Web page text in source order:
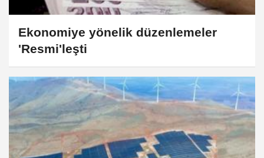
Ekonomiye yönelik düzenlemeler
'Resmi'leşti